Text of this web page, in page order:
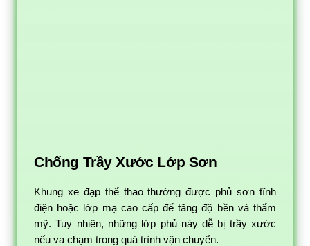
Chống Trầy Xước Lớp Sơn
Khung xe đạp thể thao thường được phủ sơn tĩnh
điện hoặc lớp mạ cao cấp để tăng độ bền và thẩm
mỹ. Tuy nhiên, những lớp phủ này dễ bị trầy xước
nếu va chạm trong quá trình vận chuyển.